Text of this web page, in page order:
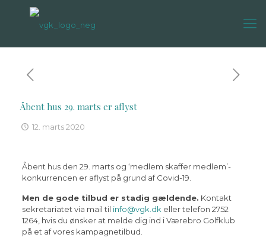
Åbent hus 29. marts er aflyst
12. marts 2020
Åbent hus den 29. marts og ‘medlem skaffer medlem’-
konkurrencen er aflyst på grund af Covid-19.
Men de gode tilbud er stadig gældende. Kontakt
sekretariatet via mail til info@vgk.dk eller telefon 2752
1264, hvis du ønsker at melde dig ind i Værebro Golfklub
på et af vores kampagnetilbud.